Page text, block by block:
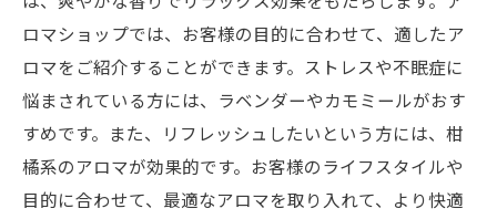
ロマショップでは、お客様の目的に合わせて、適したア
ロマをご紹介することができます。ストレスや不眠症に
悩まされている方には、ラベンダーやカモミールがおす
すめです。また、リフレッシュしたいという方には、柑
橘系のアロマが効果的です。お客様のライフスタイルや
目的に合わせて、最適なアロマを取り入れて、より快適